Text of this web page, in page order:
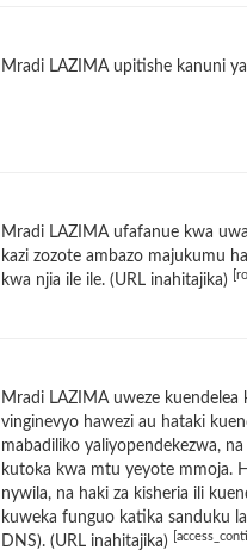
Mradi LAZIMA upitishe kanuni
Mradi LAZIMA ufafanue kwa
kazi zozote ambazo majukumu
kwa njia ile ile. (URL inahitajika)
Mradi LAZIMA uweze
vinginevyo hawezi au hataki
mabadiliko yaliyopendekezwa,
kutoka kwa mtu yeyote mmoja.
nywila, na haki za kisheria ili
kuweka funguo katika sanduku
DNS). (URL inahitajika)